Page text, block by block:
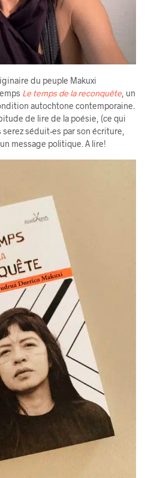
du peuple Makuxi
Le temps de la reconquête , un
autochtone contemporaine.
de lire de la poésie, (ce qui
serez séduit-es par son écriture,
message politique. A lire!